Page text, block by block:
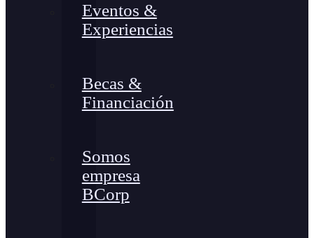
Eventos &
Experiencias
Becas &
Financiación
Somos
empresa
BCorp